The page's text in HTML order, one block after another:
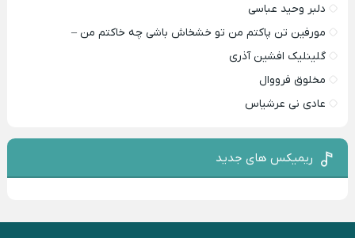
دلبر وحید عباسی
مورفین تن پاکتم من تو خشخاش باشی چه خاکتم من –
گلینلیک افشین آذری
مخلوق فرووال
عادی نی عرشیاس
ریمیکس های جدید